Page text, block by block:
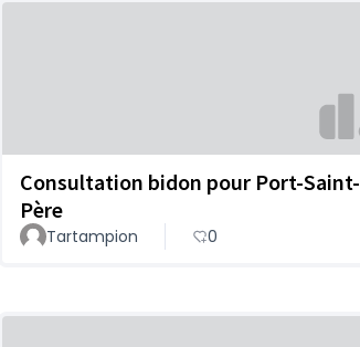
Consultation bidon pour Port-Saint-
Père
Tartampion 0